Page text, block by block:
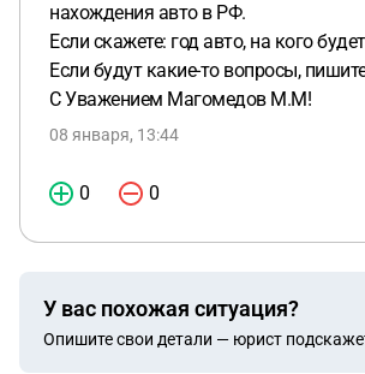
нахождения авто в РФ.
Если скажете: год авто, на кого
Если будут какие-то вопросы,
С Уважением Магомедов М.М!
08 января, 13:44
0 0
У вас похожая ситуация?
Опишите свои детали — юрист